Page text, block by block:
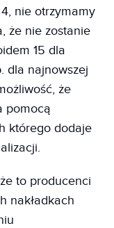
nie otrzymamy
że nie zostanie
15 dla
dla najnowszej
że
pomocą
którego dodaje
to producenci
nakładkach